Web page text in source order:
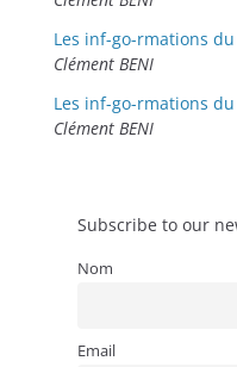
Les inf-go-rmations
Clément BENI
Les inf-go-rmations
Clément BENI
Subscribe to our
Nom
Email